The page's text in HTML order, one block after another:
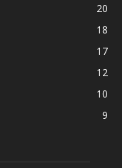
20
18
17
12
10
9